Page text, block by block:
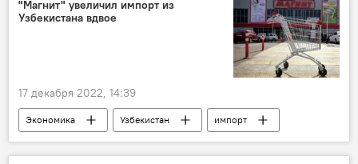
"Магнит" увеличил импорт из
Узбекистана вдвое
17 декабря 2022, 14:39
Экономика Узбекистан импорт